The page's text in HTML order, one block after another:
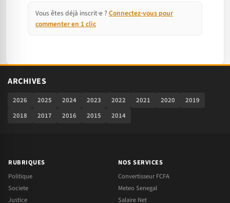
Vous êtes déjà inscrit·e ? Connectez-vous pour
commenter en 1 clic
ARCHIVES
2026 2025 2024 2023 2022 2021 2020
2019
2018
2017 2016 2015 2014
RUBRIQUES
Politique
Societe
Justice
NOS SERVICES
Convertisseur FCFA
Meteo Senegal
Salaire Net